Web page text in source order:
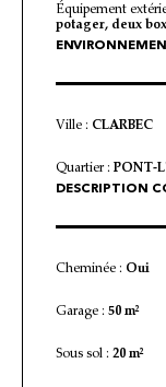
Équipement
potager, deux
Ville : CLARBEC
Quartier : PONT-
DESCRIPTION
Cheminée : Oui
Garage : 50 m²
Sous sol : 20 m²